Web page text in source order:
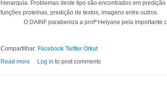
hierarquia. Problemas deste tipo são encontrados em predição
funções proteínas, predição de textos, imagens entre outros.
O DAINF parabeniza a profª Helyane pela importante
Compartilhar: Facebook Twitter Orkut
Read more about Defesa de doutorado da profª Helyane
Log in to post comments